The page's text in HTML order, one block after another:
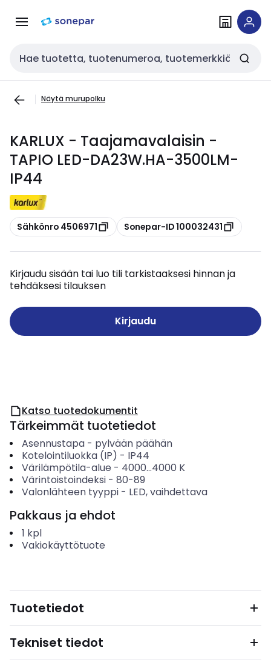
navigointiinsisältöön
Haku
Näytä murupolku
KARLUX - Taajamavalaisin -
TAPIO LED-DA23W.HA-3500LM-
IP44
Kopioi
Sähkönro 4506971 Kopioi
Sonepar-ID 100032431
Kirjaudu sisään tai luo tili tarkistaaksesi hinnan ja
tehdäksesi tilauksen
Kirjaudu
Katso tuotedokumentit
Tärkeimmät tuotetiedot
Asennustapa- pylvään päähän
Kotelointiluokka (IP) - IP44
Värilämpötila-alue - 4000...4000 K
Värintoistoindeksi- 80-89
Valonlähteen tyyppi- LED, vaihdettava
Pakkaus ja ehdot
1 kpl
Vakiokäyttötuote
Tuotetiedot
Tekniset tiedot